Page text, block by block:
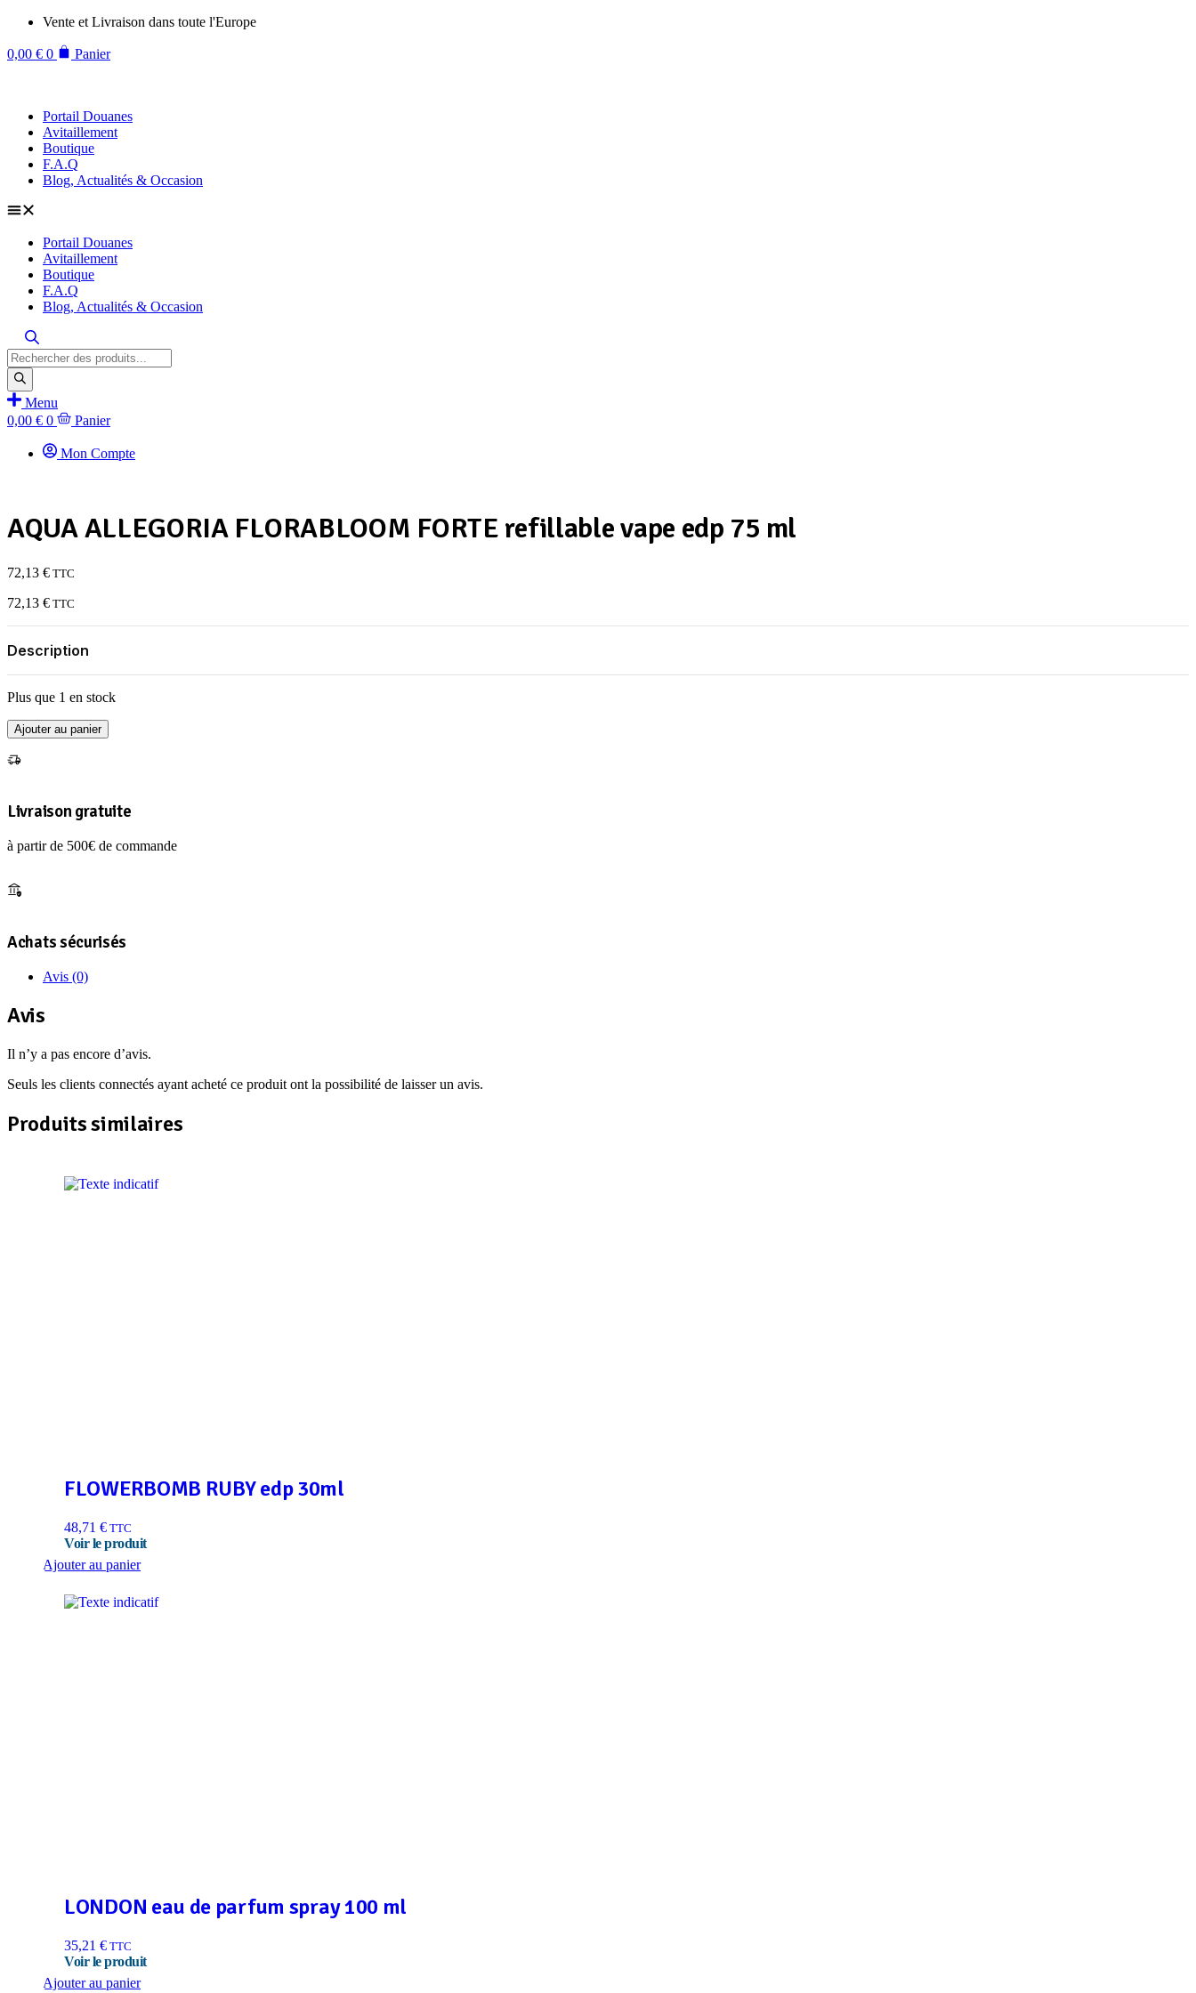
Aller
contenu
Vente et Livraison dans toute l'Europe
0,00 € 0 Panier
Portail Douanes
Avitaillement
Boutique
F.A.Q
Blog, Actualités & Occasion
Portail Douanes
Avitaillement
Boutique
F.A.Q
Blog, Actualités & Occasion
Recherche
de
produits
Menu
0,00 € 0 Panier
Mon Compte
AQUA ALLEGORIA FLORABLOOM FORTE refillable vape edp 75 ml
72,13 € TTC
72,13 € TTC
Description
Plus que 1 en stock
quantité
de
AQUA
FORTE
vape
edp
ml
Ajouter au panier
Livraison gratuite
à partir de 500€ de commande
Achats sécurisés
Avis (0)
Avis
Il n’y a pas encore d’avis.
Seuls les clients connectés ayant acheté ce produit ont la possibilité de laisser un avis.
Produits similaires
FLOWERBOMB RUBY edp 30ml
48,71 € TTC
Ajouter au panier
LONDON eau de parfum spray 100 ml
35,21 € TTC
Ajouter au panier